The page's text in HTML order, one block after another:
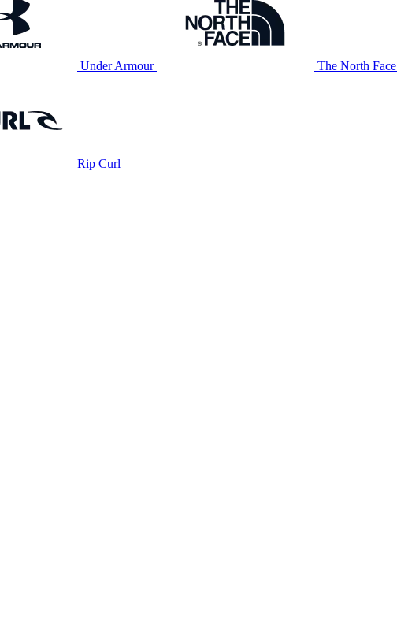
Under Armour The North Face
Rip Curl